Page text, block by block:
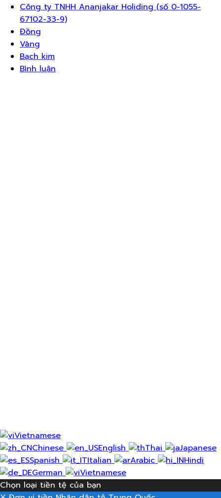
Thực Công ty TNHH Ananjakar Holiding (số 0-1055-
67102-33-9)
Đồng
Vàng
Bạch kim
Bình luận
Vietnamese
Chinese
English Thai
Japanese
Spanish
Italian Arabic
Hindi
German
Vietnamese
Chọn loại tiền tệ của bạn